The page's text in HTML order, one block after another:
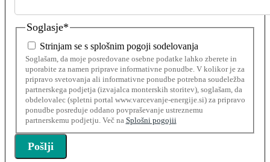
Soglasje*
Strinjam se s splošnim pogoji sodelovanja
Soglašam, da moje posredovane osebne podatke lahko zberete in
uporabite za namen priprave informativne ponudbe. V kolikor je za
pripravo svetovanja ali informativne ponudbe potrebna soudeležba
partnerskega podjetja (izvajalca monterskih storitev), soglašam, da
obdelovalec (spletni portal www.varcevanje-energije.si) za pripravo
ponudbe posreduje oddano povpraševanje ustreznemu
partnerskemu podjetju. Več na Splošni pogojii